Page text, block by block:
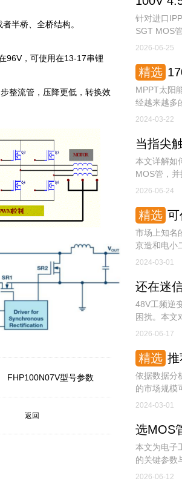
半桥、全桥结构。
96V，可使用在13-17串锂
整流管，压降更低，转换效
FHP100N07V型号参数
返回
电压电流
踪算法，充
合，能在1
针对进口
SGT MOS
链降本增效。
2026-06-25
精选
MPPT太阳
经越来越多
率。据说德
2024-03-22
本文详解如
MOS管，
2026-06-24
精选 可代
市场上知名
京造和电小
个重要的电
2024-03-01
48V工频逆
困扰。本文
管理、供应
2026-06-17
精选 推荐
依据数据分
的市场规模
在不断攀升
2024-03-01
本文为电子
的关键参数
力选型降本
2026-06-12